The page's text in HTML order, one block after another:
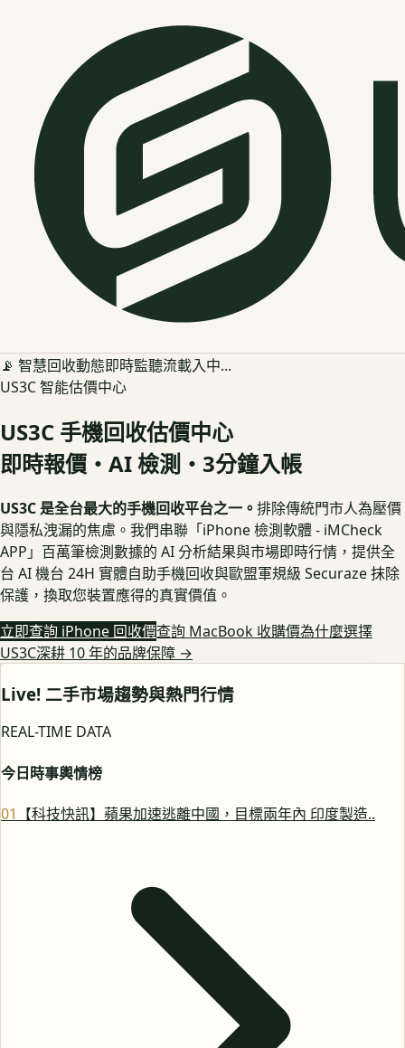
📡 智慧回收動態即時監聽流載入中...
US3C 智能估價中心
US3C 手機回收估價中心
即時報價・AI 檢測・3分鐘入帳
US3C 是全台最大的手機回收平台之一。 排除傳統門市人為壓價
與隱私洩漏的焦慮。我們串聯「iPhone 檢測軟體 - iMCheck
APP」百萬筆檢測數據的 AI 分析結果與市場即時行情，提供全
台 AI 機台 24H 實體自助手機回收與歐盟軍規級 Securaze 抹除
保護，換取您裝置應得的真實價值。
立即查詢 iPhone 回收價查詢 MacBook 收購價為什麼選擇
US3C深耕 10 年的品牌保障 →
Live! 二手市場趨勢與熱門行情
REAL-TIME DATA
今日時事輿情榜
01 【科技快訊】蘋果加速逃離中國，目標兩年內 印度製造..